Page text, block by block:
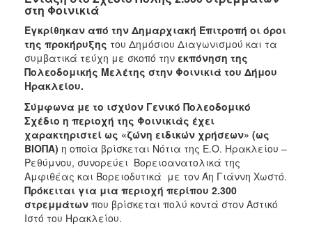
2022
2021
2020
2019
2018
2017
2016
2015
2013
2012
2011
στη Φοινικιά
Εγκρίθηκαν από την Δημαρχιακή Επιτροπή οι όροι
της προκήρυξης του Δημόσιου Διαγωνισμού και τα
συμβατικά τεύχη με σκοπό την εκπόνηση της
Πολεοδομικής Μελέτης στην Φοινικιά του Δήμου
Ηρακλείου.
Σύμφωνα με το ισχύον Γενικό Πολεοδομικό
Σχέδιο η περιοχή της Φοινικιάς έχει
χαρακτηριστεί ως «ζώνη ειδικών χρήσεων» (ως
ΒΙΟΠΑ) η οποία βρίσκεται Νότια της Ε.Ο. Ηρακλείου –
Ρεθύμνου, συνορεύει Βορειοανατολικά της
Αμφιθέας και Βορειοδυτικά με τον Άη Γιάννη Χωστό.
Πρόκειται για μια περιοχή περίπου 2.300
στρεμμάτων που βρίσκεται πολύ κοντά στον Αστικό
Ιστό του Ηρακλείου.